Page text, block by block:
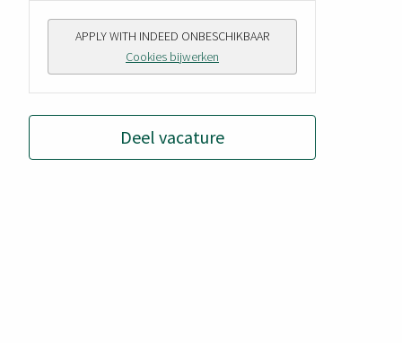
APPLY WITH INDEED ONBESCHIKBAAR
Cookies bijwerken
Deel vacature